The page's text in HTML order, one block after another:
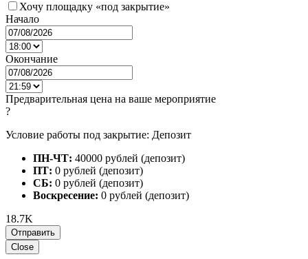
Хочу площадку «под закрытие»
Начало
Окончание
Предварительная цена на ваше мероприятие
?
Условие работы под закрытие: Депозит
ПН-ЧТ: 40000 рублей (депозит)
ПТ: 0 рублей (депозит)
СБ: 0 рублей (депозит)
Воскресение: 0 рублей (депозит)
18.7K
Отправить
Close